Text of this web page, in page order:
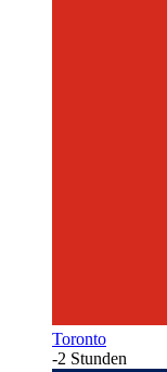
Toronto
-2 Stunden